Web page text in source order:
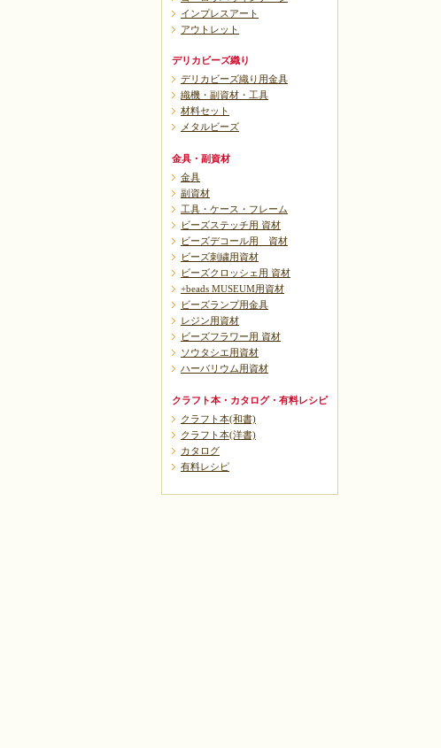
インプレスアート
アウトレット
デリカビーズ織り
デリカビーズ織り用金具
織機・副資材・工具
材料セット
メタルビーズ
金具・副資材
金具
副資材
工具・ケース・フレーム
ビーズステッチ用 資材
ビーズデコール用 資材
ビーズ刺繍用資材
ビーズクロッシェ用 資材
+beads MUSEUM用資材
ビーズランプ用金具
レジン用資材
ビーズフラワー用 資材
ソウタシエ用資材
ハーバリウム用資材
クラフト本・カタログ・有料レシピ
クラフト本(和書)
クラフト本(洋書)
カタログ
有料レシピ